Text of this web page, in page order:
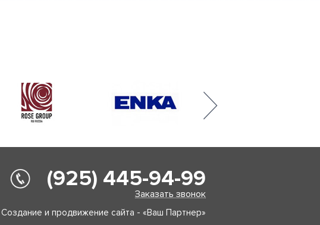
(925) 445-94-99
Заказать звонок
Создание и продвижение сайта - «Ваш Партнер»